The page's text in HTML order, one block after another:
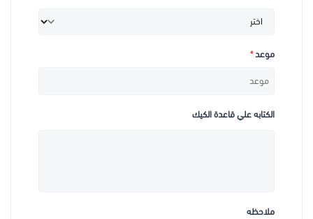
موعد*
الكتابه علي قاعدة الكيك
ملاحظه